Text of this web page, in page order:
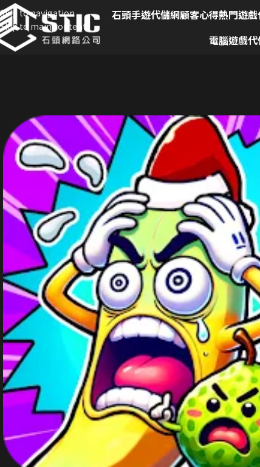
Skip to navigation
Skip to main content
石頭手遊代儲網顧客心得熱門遊
電腦遊戲